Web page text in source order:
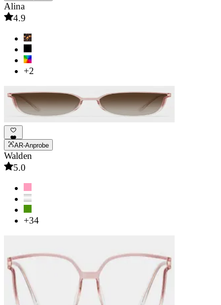
Alina
4.9
+2
AR-Anprobe
Walden
5.0
+34